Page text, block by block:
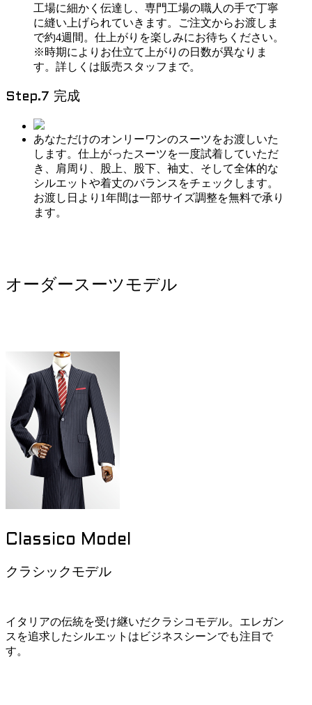
工場に細かく伝達し、専門工場の職人の手で丁寧
に縫い上げられていきます。ご注文からお渡しま
で約4週間。仕上がりを楽しみにお待ちください。
※時期によりお仕立て上がりの日数が異なりま
す。詳しくは販売スタッフまで。
Step.7 完成
あなただけのオンリーワンのスーツをお渡しいた
します。仕上がったスーツを一度試着していただ
き、肩周り、股上、股下、袖丈、そして全体的な
シルエットや着丈のバランスをチェックします。
お渡し日より1年間は一部サイズ調整を無料で承り
ます。
オーダースーツモデル
Classico Model
クラシックモデル
イタリアの伝統を受け継いだクラシコモデル。エレガン
スを追求したシルエットはビジネスシーンでも注目で
す。